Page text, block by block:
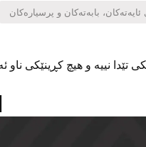
تێدا نییە و هیچ کڕینێکی ناو